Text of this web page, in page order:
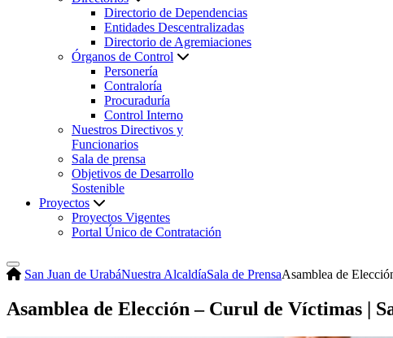
Directorio de Dependencias
Entidades Descentralizadas
Directorio de Agremiaciones
Órganos de Control
Personería
Contraloría
Procuraduría
Control Interno
Nuestros Directivos y
Funcionarios
Sala de prensa
Objetivos de Desarrollo
Sostenible
Proyectos
Proyectos Vigentes
Portal Único de Contratación
San Juan de UrabáNuestra AlcaldíaSala de PrensaAsamblea de
Asamblea de Elección – Curul de Víctimas |